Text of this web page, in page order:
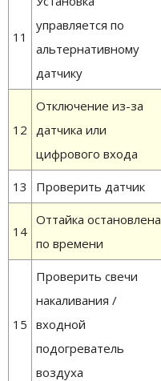
11
управляется по
альтернативному
датчику
12
Отключение из-за
датчика или
цифрового входа
13 Проверить датчик
14
Оттайка остановлена
по времени
15
Проверить свечи
накаливания /
входной
подогреватель
воздуха